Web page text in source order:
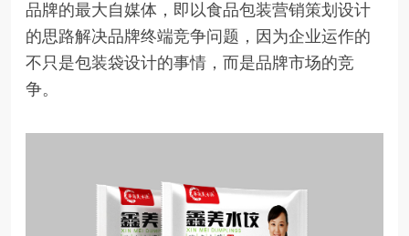
品牌的最大自媒体，即以食品包装营销策划设计
的思路解决品牌终端竞争问题，因为企业运作的
不只是包装袋设计的事情，而是品牌市场的竞
争。